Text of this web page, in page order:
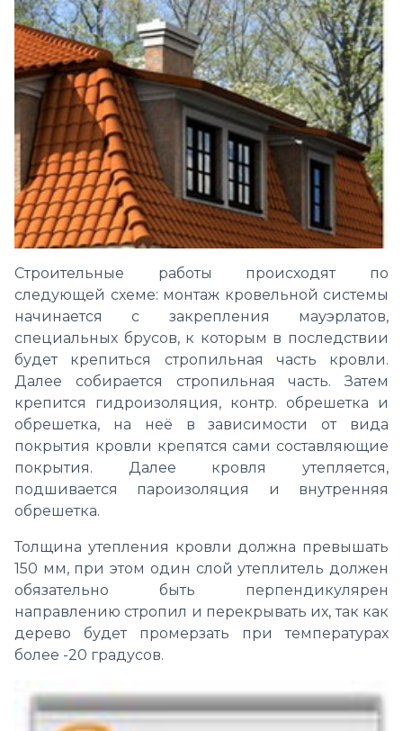
Строительные работы происходят по
следующей схеме: монтаж кровельной системы
начинается с закрепления мауэрлатов,
специальных брусов, к которым в последствии
будет крепиться стропильная часть кровли.
Далее собирается стропильная часть. Затем
крепится гидроизоляция, контр. обрешетка и
обрешетка, на неё в зависимости от вида
покрытия кровли крепятся сами составляющие
покрытия. Далее кровля утепляется,
подшивается пароизоляция и внутренняя
обрешетка.
Толщина утепления кровли должна превышать
150 мм, при этом один слой утеплитель должен
обязательно быть перпендикулярен
направлению стропил и перекрывать их, так как
дерево будет промерзать при температурах
более -20 градусов.